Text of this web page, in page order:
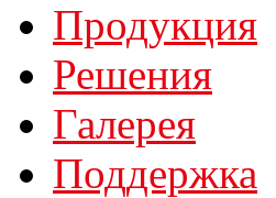
Продукция
Решения
Галерея
Поддержка